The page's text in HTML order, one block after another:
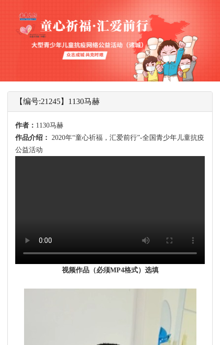
【编号:21245】1130马赫
作者： 1130马赫
作品介绍：
2020年“童心祈福，汇爱前行”-全国青少年儿童抗疫
公益活动
视频作品（必须MP4格式）选填